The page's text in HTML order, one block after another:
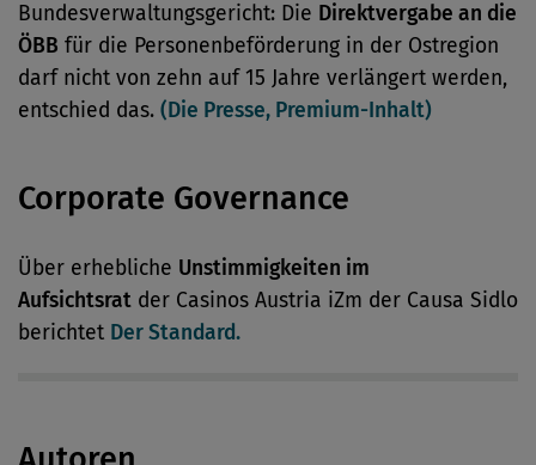
Bundesverwaltungsgericht: Die Direktvergabe an die
ÖBB für die Personenbeförderung in der Ostregion
darf nicht von zehn auf 15 Jahre verlängert werden,
entschied das. (Die Presse, Premium-Inhalt)
Corporate Governance
Über erhebliche Unstimmigkeiten im
Aufsichtsrat der Casinos Austria iZm der Causa Sidlo
berichtet Der Standard.